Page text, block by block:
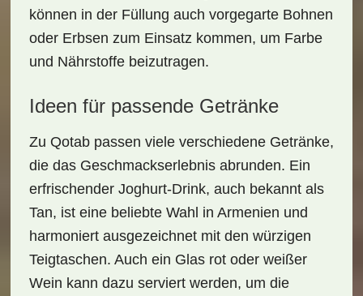
können in der Füllung auch vorgegarte Bohnen
oder Erbsen zum Einsatz kommen, um Farbe
und Nährstoffe beizutragen.
Ideen für passende Getränke
Zu Qotab passen viele verschiedene Getränke,
die das Geschmackserlebnis abrunden. Ein
erfrischender Joghurt-Drink, auch bekannt als
Tan, ist eine beliebte Wahl in Armenien und
harmoniert ausgezeichnet mit den würzigen
Teigtaschen. Auch ein Glas rot oder weißer
Wein kann dazu serviert werden, um die